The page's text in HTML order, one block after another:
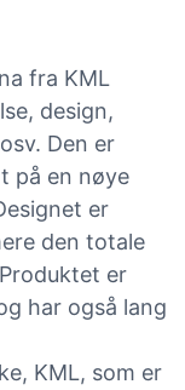
fra KML
design,
Den er
på en nøye
er
den totale
er
har også lang
KML, som er